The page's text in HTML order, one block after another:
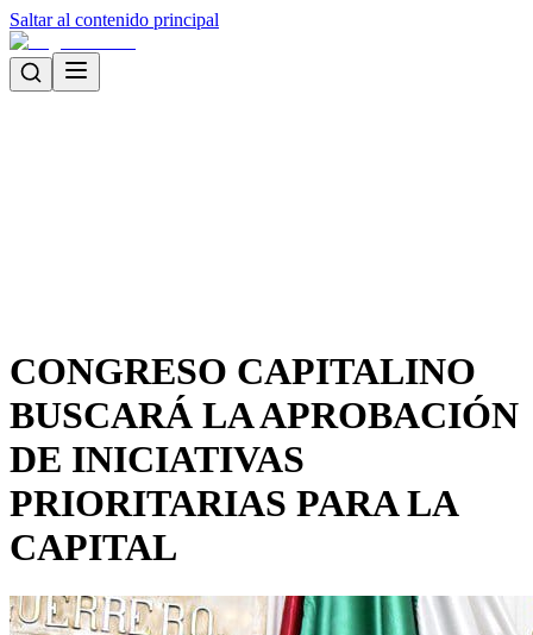
Saltar al contenido principal
CONGRESO CAPITALINO
BUSCARÁ LA APROBACIÓN
DE INICIATIVAS
PRIORITARIAS PARA LA
CAPITAL